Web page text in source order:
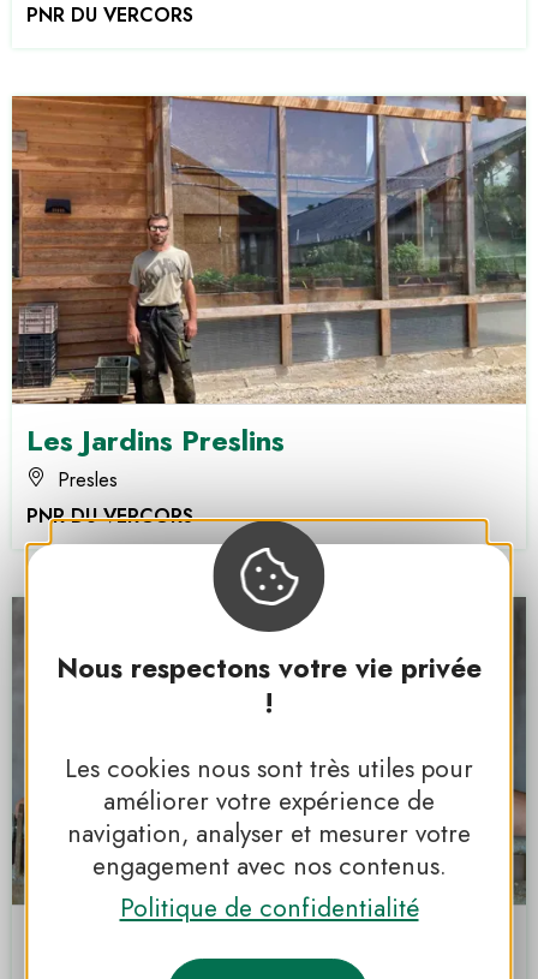
Nous respectons votre vie privée
!
Les cookies nous sont très utiles pour
améliorer votre expérience de
navigation, analyser et mesurer votre
engagement avec nos contenus.
Politique de confidentialité
PNR DU VERCORS
Les Jardins Preslins
Presles
PNR DU VERCORS